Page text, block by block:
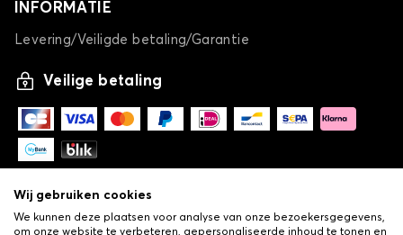
INFORMATIE
Levering/Veiligde betaling/Garantie
Veilige betaling
Wij gebruiken cookies
We kunnen deze plaatsen voor analyse van onze bezoekersgegevens,
om onze website te verbeteren, gepersonaliseerde inhoud te tonen en